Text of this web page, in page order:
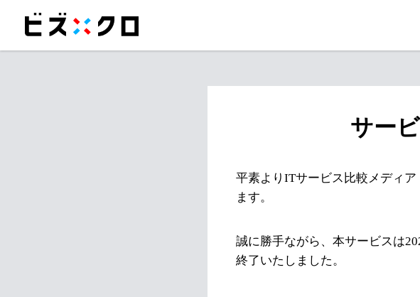
サー
平素よりITサービス比較メディ
ます。
誠に勝手ながら、本サービスは
終了いたしました。